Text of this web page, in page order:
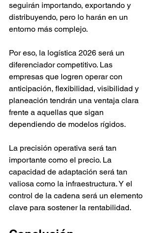
seguirán importando, exportando y
distribuyendo, pero lo harán en un
entorno más complejo.
Por eso, la logística 2026 será un
diferenciador competitivo. Las
empresas que logren operar con
anticipación, flexibilidad, visibilidad y
planeación tendrán una ventaja clara
frente a aquellas que sigan
dependiendo de modelos rígidos.
La precisión operativa será tan
importante como el precio. La
capacidad de adaptación será tan
valiosa como la infraestructura. Y el
control de la cadena será un elemento
clave para sostener la rentabilidad.